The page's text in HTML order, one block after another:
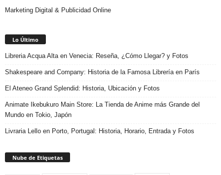
Marketing Digital & Publicidad Online
Lo Último
Libreria Acqua Alta en Venecia: Reseña, ¿Cómo Llegar? y Fotos
Shakespeare and Company: Historia de la Famosa Librería en París
El Ateneo Grand Splendid: Historia, Ubicación y Fotos
Animate Ikebukuro Main Store: La Tienda de Anime más Grande del
Mundo en Tokio, Japón
Livraria Lello en Porto, Portugal: Historia, Horario, Entrada y Fotos
Nube de Etiquetas